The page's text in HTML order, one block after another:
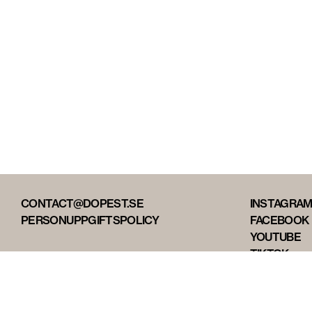
CONTACT@DOPEST.SE
PERSONUPPGIFTSPOLICY
INSTAGRAM
FACEBOOK
YOUTUBE
TIKTOK